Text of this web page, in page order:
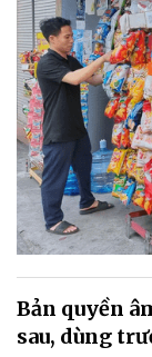
Bản quyền
sau, dùng